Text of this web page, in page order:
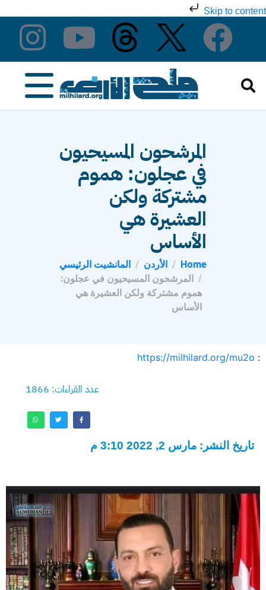
Skip to content
المرشحون المسيحيون
في عجلون: هموم
مشتركة ولكن
العشيرة هي
الأساس
Home الأردن
المانشيت الرئيسي
المرشحون المسيحيون في عجلون:
هموم مشتركة ولكن العشيرة هي
الأساس
:
https://milhilard.org/mu2o
عدد القراءات: 1866
تاريخ النشر: مارس 2, 2022 3:10 م